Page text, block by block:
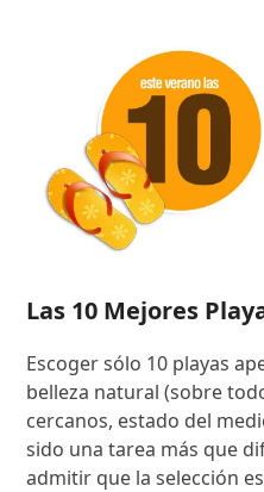
Las 10 Mejores
Escoger sólo 10 playas
belleza natural (sobre
cercanos, estado del
sido una tarea más que
admitir que la selección